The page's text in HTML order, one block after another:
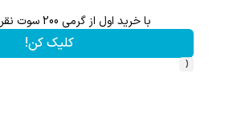
با خرید اول از گرمی 200 سوت نقره هدیه بگیر
کلیک کن!
‹